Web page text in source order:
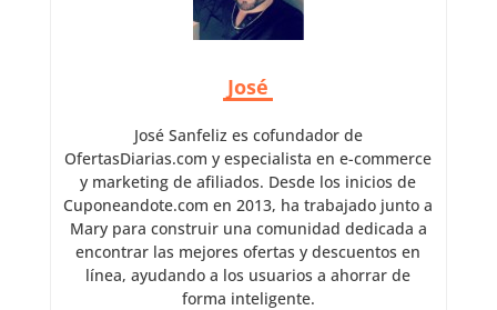
José
José Sanfeliz es cofundador de
OfertasDiarias.com y especialista en e-commerce
y marketing de afiliados. Desde los inicios de
Cuponeandote.com en 2013, ha trabajado junto a
Mary para construir una comunidad dedicada a
encontrar las mejores ofertas y descuentos en
línea, ayudando a los usuarios a ahorrar de
forma inteligente.